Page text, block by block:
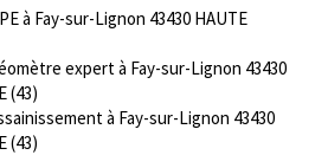
à Fay-sur-Lignon 43430 HAUTE
expert à Fay-sur-Lignon 43430
(43)
à Fay-sur-Lignon 43430
(43)